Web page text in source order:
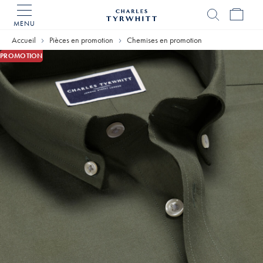
MENU
Tyrwhitt
Accueil Pièces en promotion Chemises en promotion
PROMOTION